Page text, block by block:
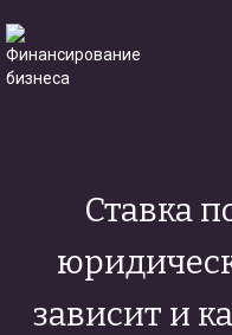
Ставка
зависит и